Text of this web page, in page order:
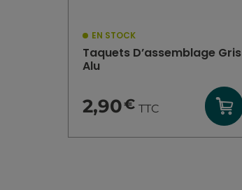
EN STOCK
Taquets D’assemblage Gris
Alu
2,90€ TTC